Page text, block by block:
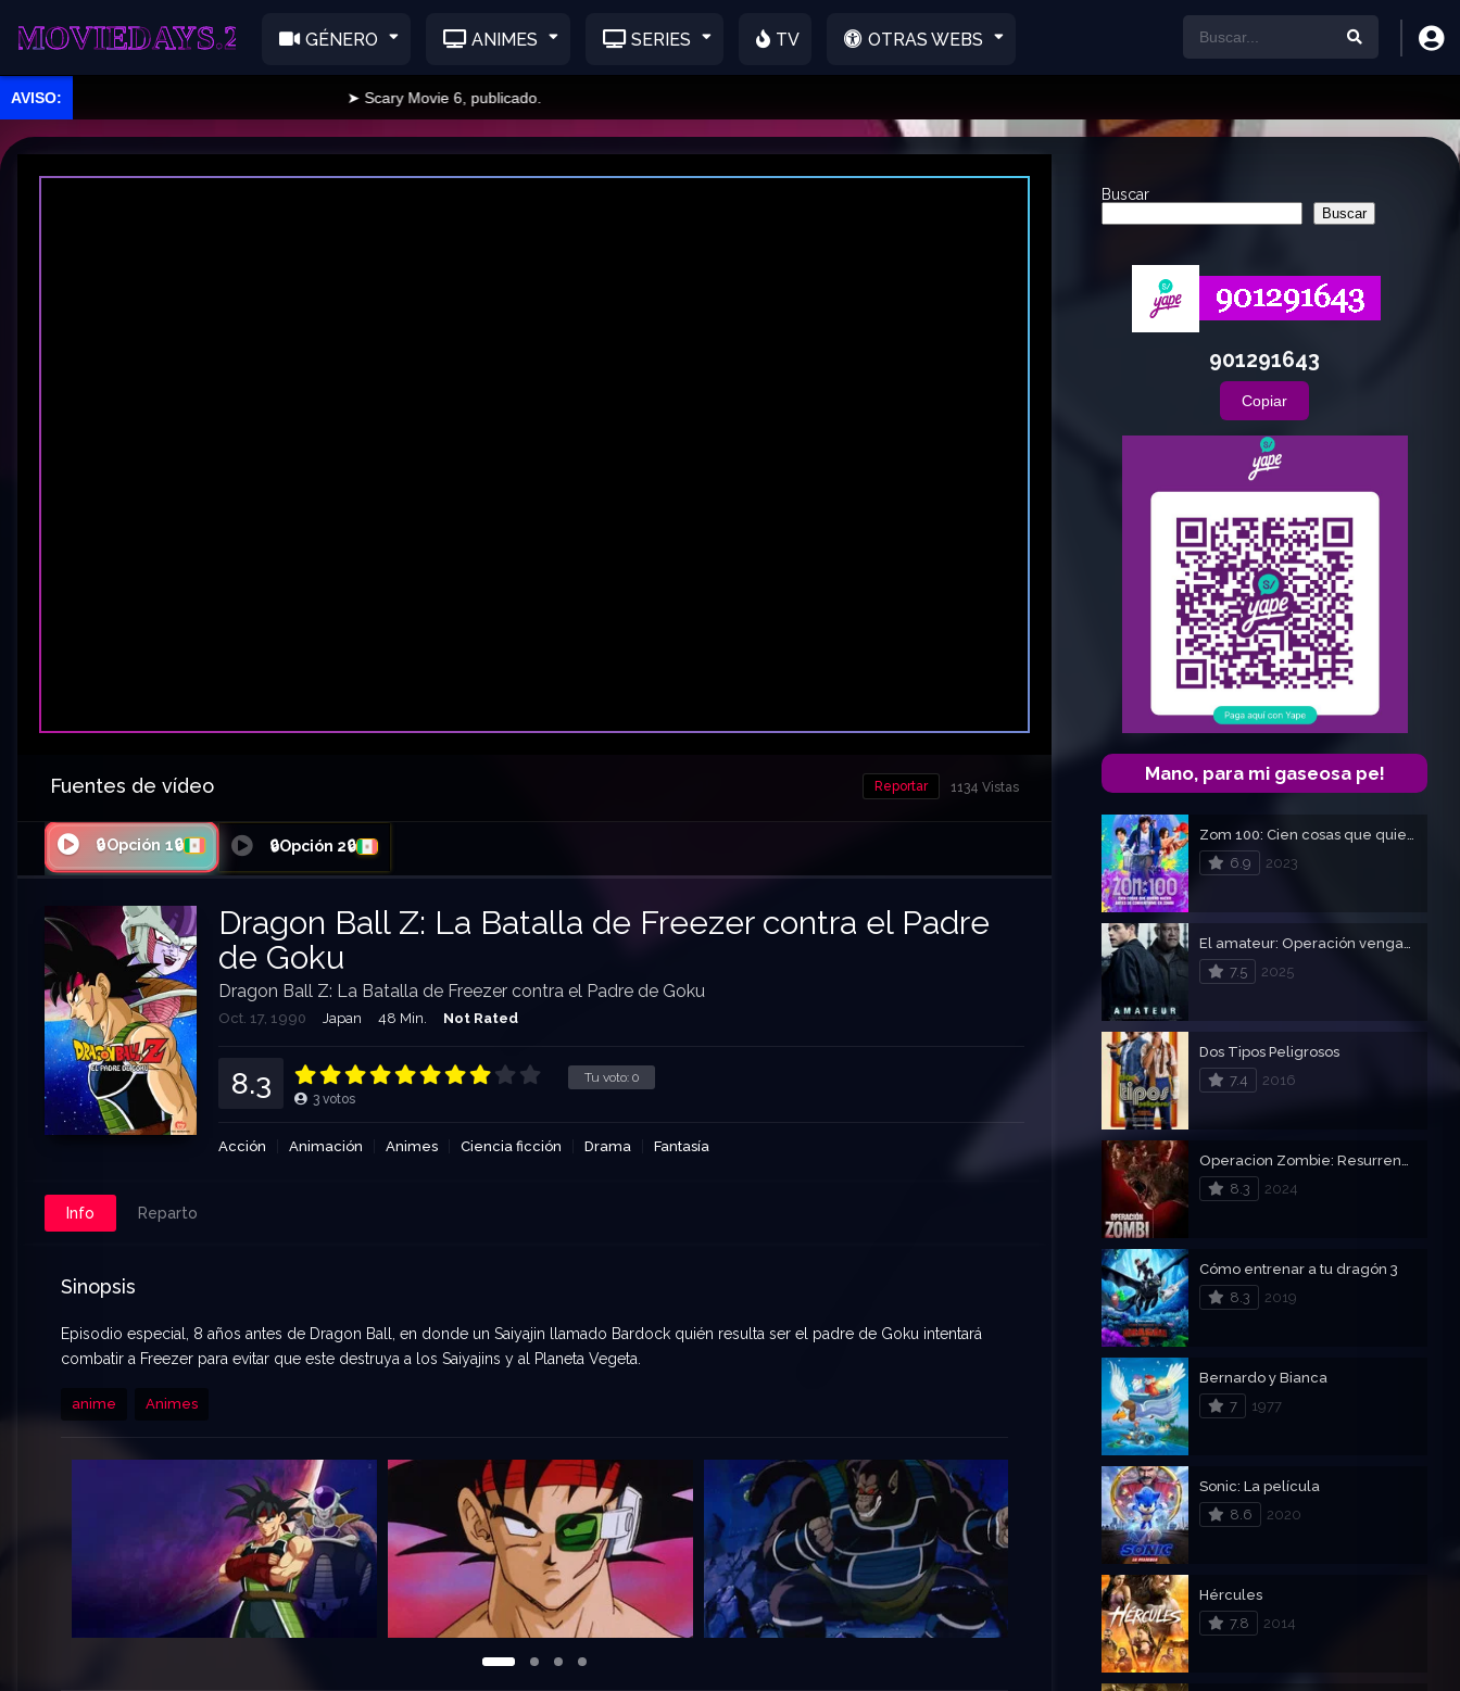
GÉNERO ANIMES SERIES TV OTRAS WEBS
➤ Scary Movie 6, publicado.
Fuentes de vídeo 1134 Vistas
Reportar
🔒Opción 1🔒 🔒Opción 2🔒
Dragon Ball Z: La Batalla de Freezer contra el Padre
de Goku
Dragon Ball Z: La Batalla de Freezer contra el Padre de Goku
Oct. 17, 1990 Japan 48 Min. Not Rated
Tu voto: 0
8.3 3 votos
Acción Animación Animes Ciencia ficción Drama Fantasía
Info Reparto
Sinopsis
Episodio especial, 8 años antes de Dragon Ball, en donde un Saiyajin llamado Bardock quién resulta ser el padre de Goku intentará
combatir a Freezer para evitar que este destruya a los Saiyajins y al Planeta Vegeta.
anime Animes
Buscar
Buscar
901291643
Copiar
Mano, para mi gaseosa pe!
6.9
2023
7.5
2025
Dos Tipos Peligrosos
7.4
2016
8.3
2024
Cómo entrenar a tu dragón 3
8.3
2019
Bernardo y Bianca
7
1977
Sonic: La película
8.6
2020
Hércules
7.8
2014